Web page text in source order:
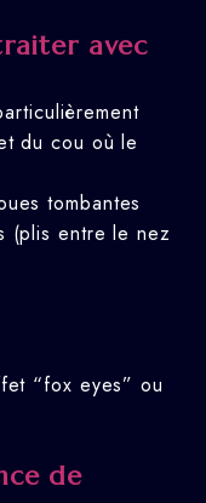
avec
du cou où le
tombantes
(plis entre le nez
“fox eyes” ou
de